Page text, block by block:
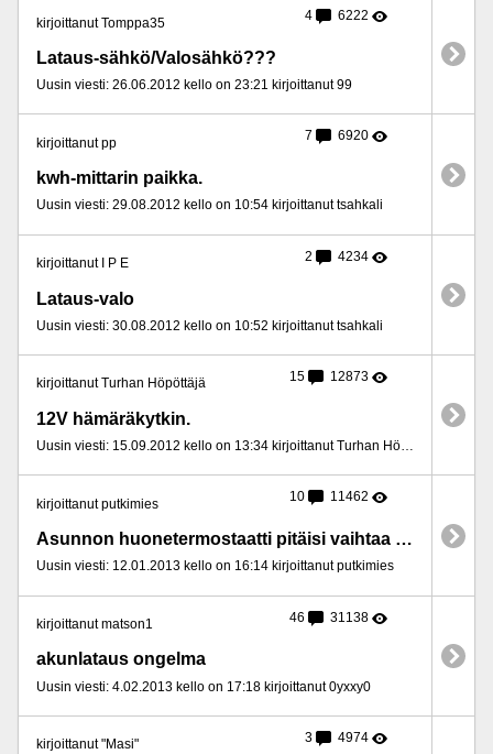
kirjoittanut Tomppa35 4 6222
Lataus-sähkö/Valosähkö???
Uusin viesti: 26.06.2012 kello on 23:21 kirjoittanut 99
kirjoittanut pp 7 6920
kwh-mittarin paikka.
Uusin viesti: 29.08.2012 kello on 10:54 kirjoittanut tsahkali
kirjoittanut I P E 2 4234
Lataus-valo
Uusin viesti: 30.08.2012 kello on 10:52 kirjoittanut tsahkali
kirjoittanut Turhan Höpöttäjä 15 12873
12V hämäräkytkin.
Uusin viesti: 15.09.2012 kello on 13:34 kirjoittanut Turhan Höpöttäjä
kirjoittanut putkimies 10 11462
Asunnon huonetermostaatti pitäisi vaihtaa tarkemmaksi
Uusin viesti: 12.01.2013 kello on 16:14 kirjoittanut putkimies
kirjoittanut matson1 46 31138
akunlataus ongelma
Uusin viesti: 4.02.2013 kello on 17:18 kirjoittanut 0yxxy0
kirjoittanut "Masi" 3 4974